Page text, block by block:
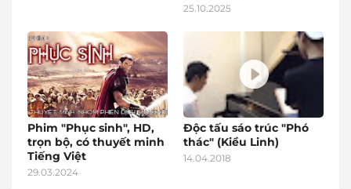
25.10.2025
Phim "Phục sinh", HD,
trọn bộ, có thuyết minh
Tiếng Việt
29.03.2024
Độc tấu sáo trúc "Phó
thác" (Kiều Linh)
14.04.2018